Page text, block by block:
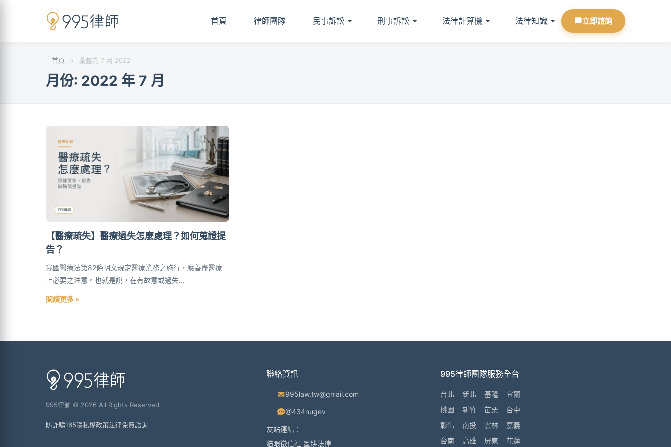
首頁 律師團隊 民事訴訟 刑事訴訟 法律計算機 法律知識 立即諮詢
首頁 > 彙整為 7 月 2022
月份: 2022 年 7 月
【醫療疏失】醫療過失怎麼處理？如何蒐證提
告？
我國醫療法第82條明文規定醫療業務之施行，應善盡醫療
上必要之注意。也就是說，在有故意或過失...
閱讀更多 »
995律師 © 2026 All Rights Reserved.
防詐騙165隱私權政策法律免費諮詢
聯絡資訊
995law.tw@gmail.com
@434nugev
友站連結：
貓眼徵信社 墨耕法律
995律師團隊服務全台
台北 新北 基隆
宜蘭
桃園
新竹 苗栗
台中
彰化
南投 雲林
嘉義
台南
高雄 屏東 花蓮